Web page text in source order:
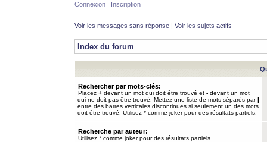
Connexion Inscription
Voir les messages sans réponse | Voir les sujets actifs
Index du forum
Rechercher par mots-clés:
Placez + devant un mot qui doit être trouvé et - devant un mot
qui ne doit pas être trouvé. Mettez une liste de mots séparés par|
entre des barres verticales discontinues si seulement un des mots
doit être trouvé. Utilisez * comme joker pour des résultats partiels.
Recherche par auteur:
Utilisez * comme joker pour des résultats partiels.